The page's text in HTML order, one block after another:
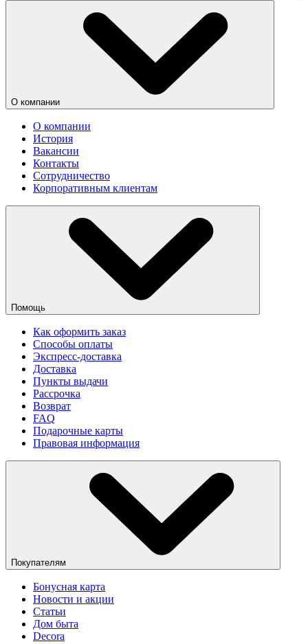
О компании
О компании
История
Вакансии
Контакты
Сотрудничество
Корпоративным клиентам
Помощь
Как оформить заказ
Способы оплаты
Экспресс-доставка
Доставка
Пункты выдачи
Рассрочка
Возврат
FAQ
Подарочные карты
Правовая информация
Покупателям
Бонусная карта
Новости и акции
Статьи
Дом быта
Decora